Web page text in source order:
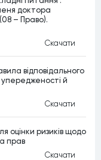
доктора
– Право).
Скачати
відповідального
й
Скачати
оцінки ризиків щодо
прав
Скачати